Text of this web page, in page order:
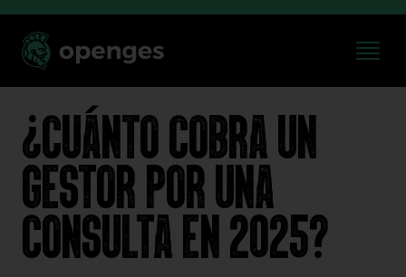
¿CUÁNTO COBRA UN
GESTOR POR UNA
CONSULTA EN 2025?